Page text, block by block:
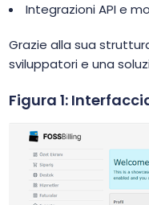
Integrazioni API e
Grazie alla sua
sviluppatori e una
Figura 1: